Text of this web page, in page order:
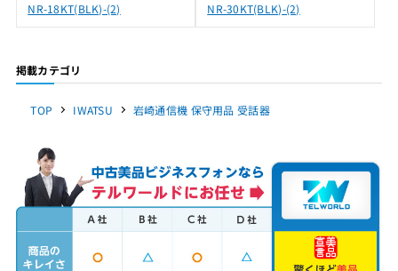
NR-18KT(BLK)-(2) NR-30KT(BLK)-(2)
掲載カテゴリ
TOP IWATSU 岩崎通信機 保守用品 受話器